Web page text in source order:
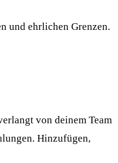
und ehrlichen Grenzen.
von deinem Team
Hinzufügen,